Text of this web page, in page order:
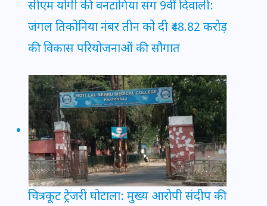
सीएम योगी की वनटांगिया संग 9वीं दिवाली:
जंगल तिकोनिया नंबर तीन को दी ₹48.82 करोड़
की विकास परियोजनाओं की सौगात
चित्रकूट ट्रेजरी घोटाला: मुख्य आरोपी संदीप की